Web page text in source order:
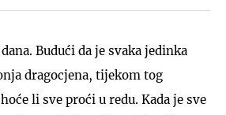
Budući da je svaka jedinka
dragocjena, tijekom tog
li sve proći u redu. Kada je sve